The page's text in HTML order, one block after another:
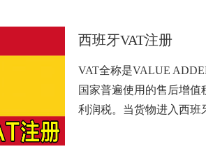
西班牙VAT注册
VAT全称是VALUE
国家普遍使用的售后增值
利润税。当货物进入西